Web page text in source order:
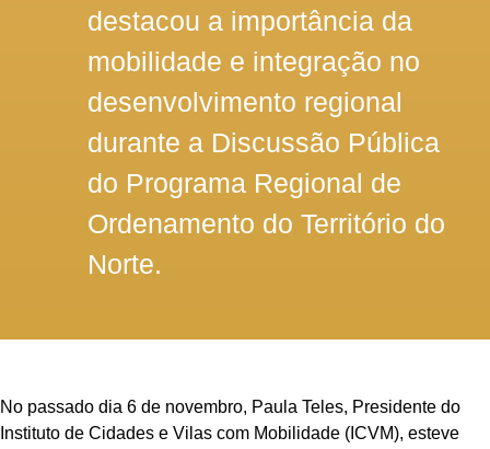
destacou a importância da
mobilidade e integração no
desenvolvimento regional
durante a Discussão Pública
do Programa Regional de
Ordenamento do Território do
Norte.
No passado dia 6 de novembro, Paula Teles, Presidente do
Instituto de Cidades e Vilas com Mobilidade (ICVM), esteve